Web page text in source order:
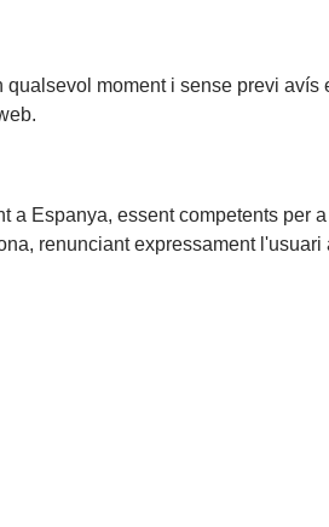
qualsevol moment i sense previ avís
a Espanya, essent competents per
renunciant expressament l'usuari